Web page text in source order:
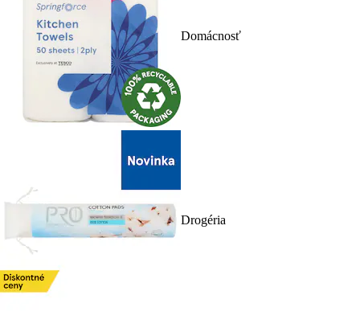
Domácnosť
Drogéria